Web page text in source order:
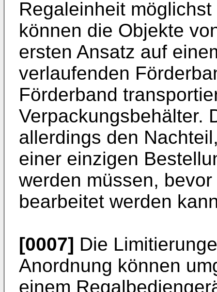
Regaleinheit
können die Objekte
ersten Ansatz auf
verlaufenden
Förderband
Verpackungsbehälter.
allerdings den
einer einzigen
werden müssen,
bearbeitet werden
[0007] Die
Anordnung können
einem